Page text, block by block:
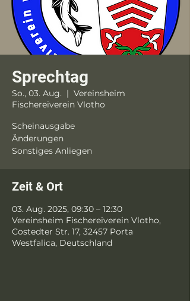
Sprechtag
So., 03. Aug.
  |
Vereinsheim
Fischereiverein Vlotho
Scheinausgabe
Änderungen
Sonstiges Anliegen
Zeit & Ort
03. Aug. 2025, 09:30 – 12:30
Vereinsheim Fischereiverein Vlotho,
Costedter Str. 17, 32457 Porta
Westfalica, Deutschland